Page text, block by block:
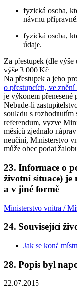
fyzická osoba,
návrhu
fyzická osoba,
údaje.
Za přestupek (dle
výše 3 000 Kč.
Na přestupek a jeho
o přestupcích, ve znění
je výkonem přenesené
Nebude-li
souladu s
referendum, vyzve
měsíců zjednalo
neučiní, Ministerstvo
může obec podat
23. Informace o
životní situace) je
a v jiné formě
Ministerstvo vnitra /
24. Související
Jak se koná
28. Popis byl
22.07.2015